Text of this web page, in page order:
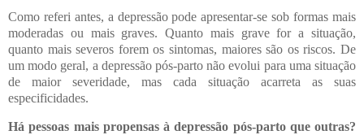
Como referi antes, a depressão pode apresentar-se sob formas mais
moderadas ou mais graves. Quanto mais grave for a situação,
quanto mais severos forem os sintomas, maiores são os riscos. De
um modo geral, a depressão pós-parto não evolui para uma situação
de maior severidade, mas cada situação acarreta as suas
especificidades.
Há pessoas mais propensas à depressão pós-parto que outras?